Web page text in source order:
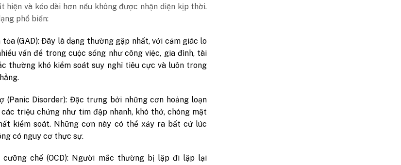
hiện và kéo dài hơn nếu không được nhận diện kịp thời.
phổ biến:
(GAD): Đây là dạng thường gặp nhất, với cảm giác lo
vấn đề trong cuộc sống như công việc, gia đình, tài
thường khó kiểm soát suy nghĩ tiêu cực và luôn trong
(Panic Disorder): Đặc trưng bởi những cơn hoảng loạn
triệu chứng như tim đập nhanh, khó thở, chóng mặt
kiểm soát. Những cơn này có thể xảy ra bất cứ lúc
có nguy cơ thực sự.
chế (OCD): Người mắc thường bị lặp đi lặp lại